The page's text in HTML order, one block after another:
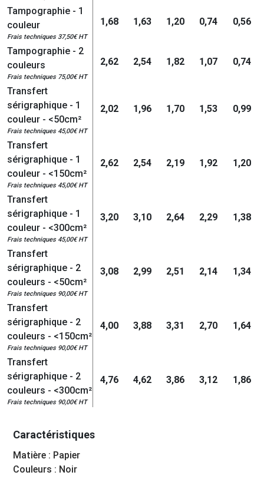
Tampographie - 1
couleur
Frais techniques 37,50€ HT
1,68 1,63 1,20 0,74 0,56
Tampographie - 2
couleurs
Frais techniques 75,00€ HT
2,62 2,54 1,82 1,07 0,74
Transfert
sérigraphique - 1
couleur - <50cm²
Frais techniques 45,00€ HT
2,02 1,96 1,70 1,53 0,99
Transfert
sérigraphique - 1
couleur - <150cm²
Frais techniques 45,00€ HT
2,62 2,54 2,19 1,92 1,20
Transfert
sérigraphique - 1
couleur - <300cm²
Frais techniques 45,00€ HT
3,20 3,10 2,64 2,29 1,38
Transfert
sérigraphique - 2
couleurs - <50cm²
Frais techniques 90,00€ HT
3,08 2,99 2,51 2,14 1,34
Transfert
sérigraphique - 2
couleurs - <150cm²
Frais techniques 90,00€ HT
4,00 3,88 3,31 2,70 1,64
Transfert
sérigraphique - 2
couleurs - <300cm²
Frais techniques 90,00€ HT
4,76 4,62 3,86 3,12 1,86
Caractéristiques
Matière : Papier
Couleurs : Noir